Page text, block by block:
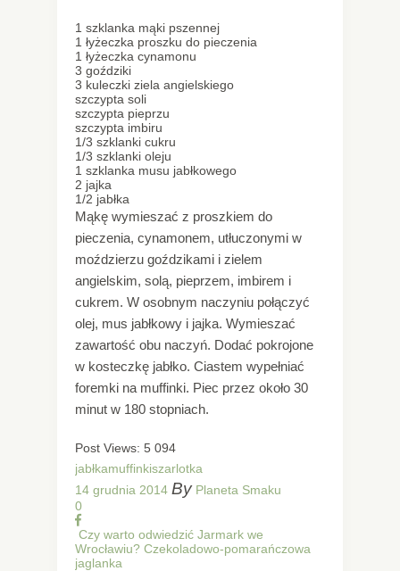
1 szklanka mąki pszennej
1 łyżeczka proszku do pieczenia
1 łyżeczka cynamonu
3 goździki
3 kuleczki ziela angielskiego
szczypta soli
szczypta pieprzu
szczypta imbiru
1/3 szklanki cukru
1/3 szklanki oleju
1 szklanka musu jabłkowego
2 jajka
1/2 jabłka
Mąkę wymieszać z proszkiem do
pieczenia, cynamonem, utłuczonymi w
moździerzu goździkami i zielem
angielskim, solą, pieprzem, imbirem i
cukrem. W osobnym naczyniu połączyć
olej, mus jabłkowy i jajka. Wymieszać
zawartość obu naczyń. Dodać pokrojone
w kosteczkę jabłko. Ciastem wypełniać
foremki na muffinki. Piec przez około 30
minut w 180 stopniach.
Post Views: 5 094
jabłkamuffinkiszarlotka
14 grudnia 2014 By Planeta Smaku
0
Czy warto odwiedzić Jarmark we
Wrocławiu? Czekoladowo-pomarańczowa
jaglanka